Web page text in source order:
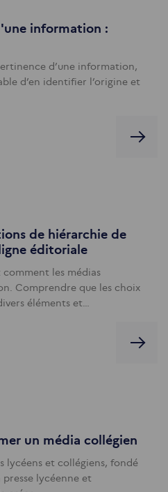
information :
d’une information,
d’en identifier l’origine et
de hiérarchie de
éditoriale
les médias
Comprendre que les choix
éléments et…
un média collégien
lycéens et collégiens, fondé
presse lycéenne et